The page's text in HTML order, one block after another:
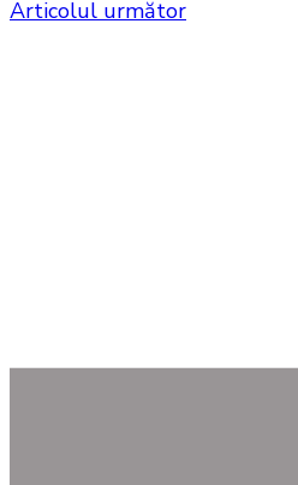
Articolul următor